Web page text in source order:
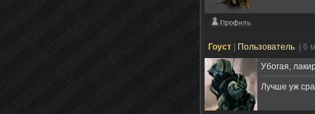
Гоуст Пользователь
| 6
Убогая,
Лучше уж